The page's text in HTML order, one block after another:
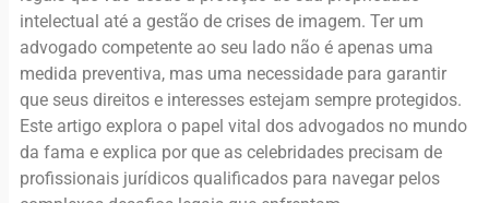
intelectual até a gestão de crises de imagem. Ter um
advogado competente ao seu lado não é apenas uma
medida preventiva, mas uma necessidade para garantir
que seus direitos e interesses estejam sempre protegidos.
Este artigo explora o papel vital dos advogados no mundo
da fama e explica por que as celebridades precisam de
profissionais jurídicos qualificados para navegar pelos